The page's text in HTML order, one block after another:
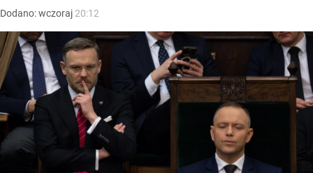
Dodano:wczoraj 20:12